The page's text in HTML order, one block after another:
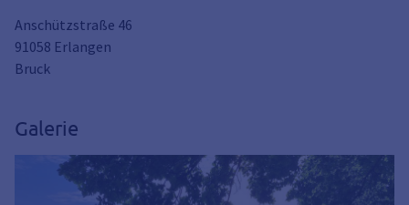
Anschützstraße 46
91058 Erlangen
Bruck
Galerie